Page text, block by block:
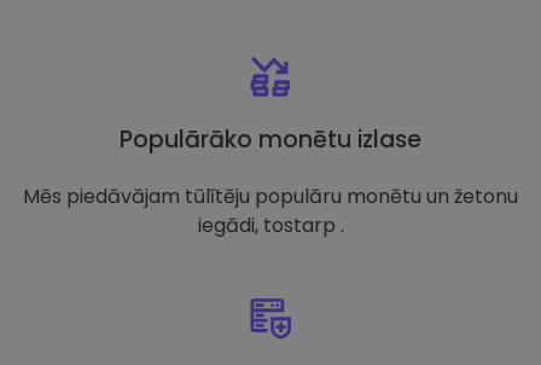
Populārāko monētu izlase
Mēs piedāvājam tūlītēju populāru monētu un žetonu
iegādi, tostarp .